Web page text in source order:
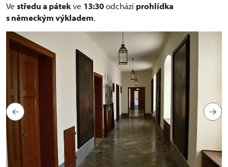
Ve středu a pátekve 13:30odchází prohlídka
s německým výkladem.